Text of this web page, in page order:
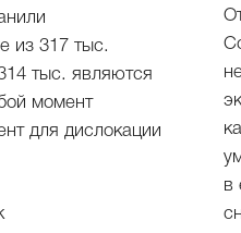
из 317 тыс.
тыс. являются
момент
для дислокации
в